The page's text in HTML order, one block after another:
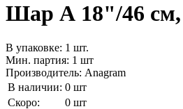
Шар А 18"/46 см,
В упаковке: 1 шт.
Мин. партия: 1 шт
Производитель: Anagram
В наличии: 0 шт
Скоро:
0 шт